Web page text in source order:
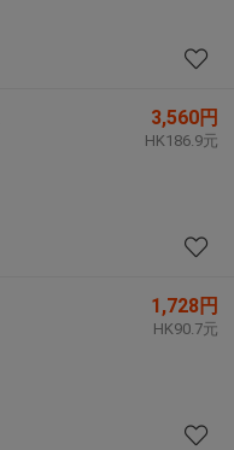
3,560円
HK186.9元
1,728円
HK90.7元